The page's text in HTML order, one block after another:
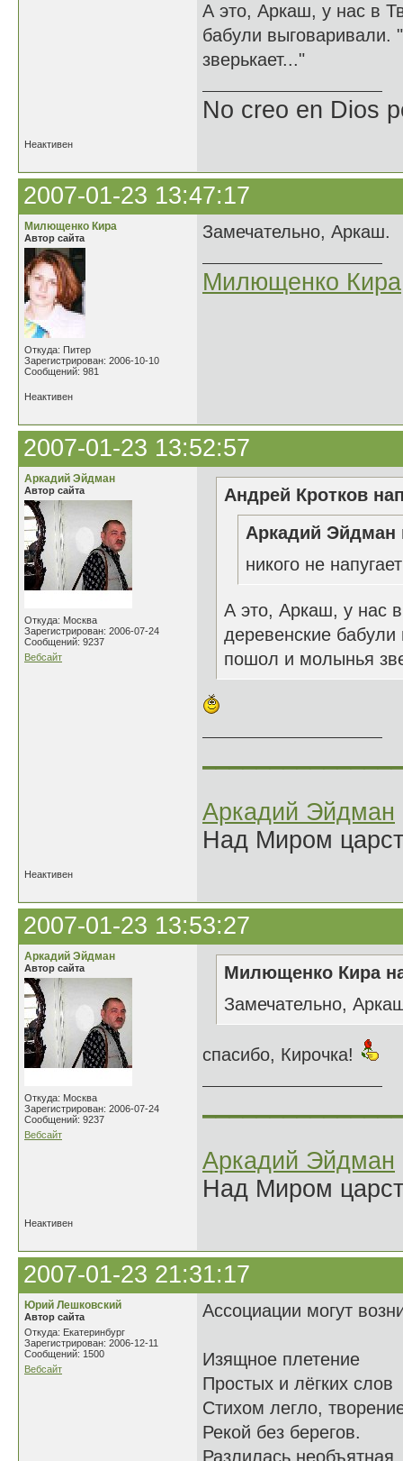
А это, Аркаш, у нас в
бабули
зверькает..."
No creo en Dios
Неактивен
2007-01-23 13:47:17
Милющенко Кира
Автор сайта
Откуда: Питер
Зарегистрирован: 2006-10-10
Сообщений: 981
Замечательно, Аркаш.
Милющенко Кира
Неактивен
2007-01-23 13:52:57
Аркадий Эйдман
Автор сайта
Откуда: Москва
Зарегистрирован: 2006-07-24
Сообщений: 9237
Вебсайт
Андрей Кротков
Аркадий Эйдман
никого не
А это, Аркаш, у нас
деревенские
пошол и молынья
Аркадий Эйдман
Над Миром
Неактивен
2007-01-23 13:53:27
Аркадий Эйдман
Автор сайта
Откуда: Москва
Зарегистрирован: 2006-07-24
Сообщений: 9237
Вебсайт
Милющенко Кира
Замечательно,
спасибо, Кирочка!
Аркадий Эйдман
Над Миром
Неактивен
2007-01-23 21:31:17
Юрий Лешковский
Автор сайта
Откуда: Екатеринбург
Зарегистрирован: 2006-12-11
Сообщений: 1500
Вебсайт
Ассоциации могут
Изящное плетение
Простых и лёгких слов
Стихом легло,
Рекой без берегов.
Разлилась необъятная